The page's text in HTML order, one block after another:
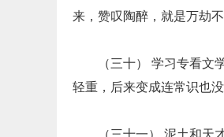
来，赞叹陶醉，就是万劫不
（三十） 学习专看
轻重，后来变成连常识也没
（三十一） 泥土和